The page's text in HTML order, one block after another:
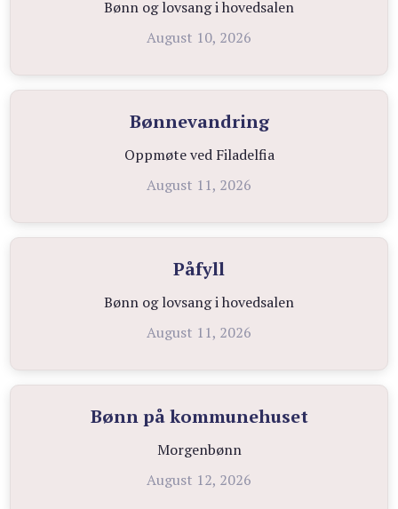
Bønn og lovsang i hovedsalen
August 10, 2026
Bønnevandring
Oppmøte ved Filadelfia
August 11, 2026
Påfyll
Bønn og lovsang i hovedsalen
August 11, 2026
Bønn på kommunehuset
Morgenbønn
August 12, 2026